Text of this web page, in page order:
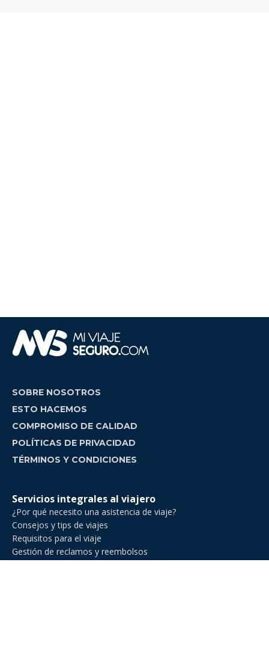
SOBRE NOSOTROS
ESTO HACEMOS
COMPROMISO DE CALIDAD
POLÍTICAS DE PRIVACIDAD
TÉRMINOS Y CONDICIONES
Servicios integrales al viajero
¿Por qué necesito una asistencia de viaje?
Consejos y tips de viajes
Requisitos para el viaje
Gestión de reclamos y reembolsos